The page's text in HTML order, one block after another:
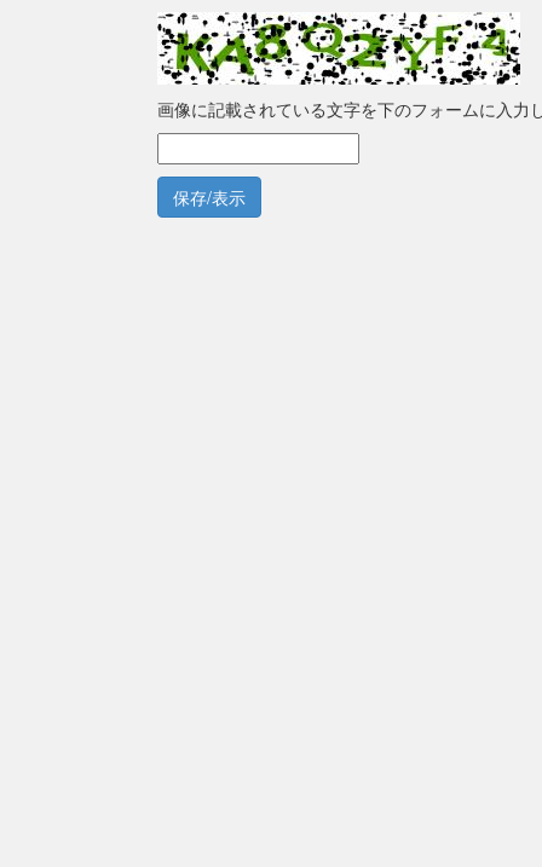
画像に記載されている文字を下のフォームに入力
保存/表示